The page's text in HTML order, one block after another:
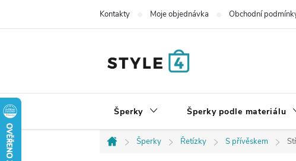
Kontakty Moje objednávka Obchodní
Šperky Šperky podle materiálu
Domů
Šperky Řetízky S přívěskem